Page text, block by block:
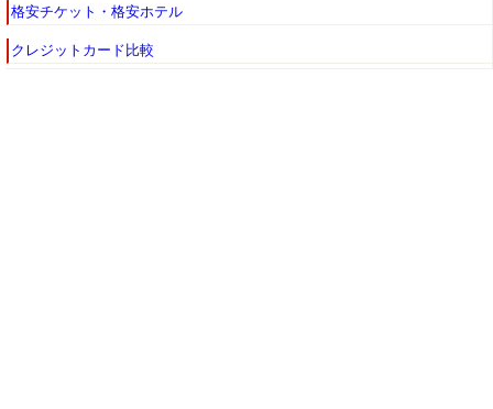
格安チケット・格安ホテル
クレジットカード比較